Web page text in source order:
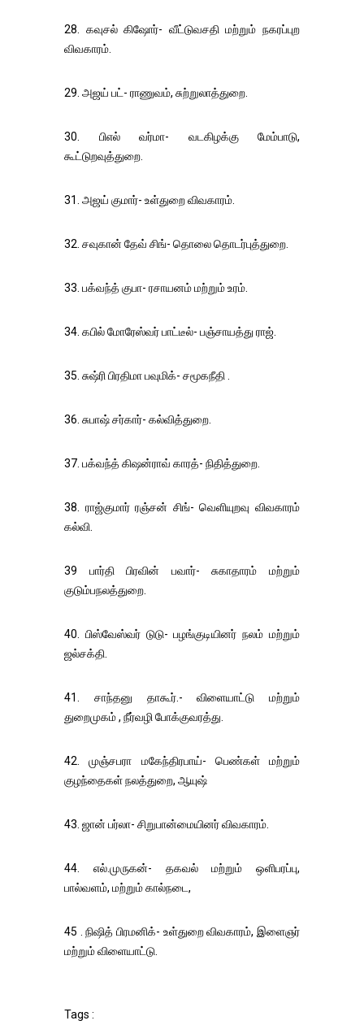
28. கவுசல் கிஷோர்- வீட்டுவசதி மற்றும் நகரப்புற
விவகாரம்.
29. அஜய் பட்- ராணுவம், சுற்றுலாத்துறை.
30. பிஎல் வர்மா- வடகிழக்கு மேம்பாடு,
கூட்டுறவுத்துறை.
31. அஜய் குமார்- உள்துறை விவகாரம்.
32. சவுகான் தேவ் சிங்- தொலை தொடர்புத்துறை.
33. பக்வந்த் குபா- ரசாயனம் மற்றும் உரம்.
34. கபில் மோரேஸ்வர் பாட்டீல்- பஞ்சாயத்து ராஜ்.
35. சுஷ்ரி பிரதிமா பவுமிக்- சமூகநீதி .
36. சுபாஷ் சர்கார்- கல்வித்துறை.
37. பக்வந்த் கிஷன்ராவ் காரத்- நிதித்துறை.
38. ராஜ்குமார் ரஞ்சன் சிங்- வெளியுறவு விவகாரம்
கல்வி.
39 பார்தி பிரவின் பவார்- சுகாதாரம் மற்றும்
குடும்பநலத்துறை.
40. பிஸ்வேஸ்வர் டுடு- பழங்குடியினர் நலம் மற்றும்
ஜல்சக்தி.
41. சாந்தனு தாகூர்.- விளையாட்டு மற்றும்
துறைமுகம் , நீர்வழி போக்குவரத்து.
42. முஞ்சபரா மகேந்திரபாய்- பெண்கள் மற்றும்
குழந்தைகள் நலத்துறை, ஆயுஷ்
43. ஜான் பர்லா- சிறுபான்மையினர் விவகாரம்.
44. எல்.முருகன்- தகவல் மற்றும் ஒளிபரப்பு,
பால்வளம், மற்றும் கால்நடை,
45 . நிஷித் பிரமனிக்- உள்துறை விவகாரம், இளைஞர்
மற்றும் விளையாட்டு.
Tags :